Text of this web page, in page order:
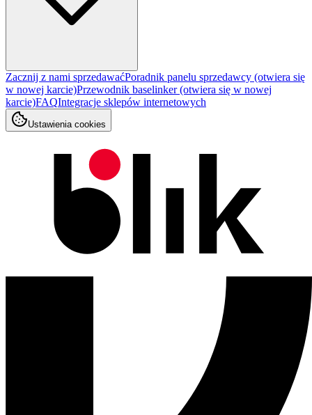
Zacznij z nami sprzedawaćPoradnik panelu sprzedawcy (otwiera się
w nowej karcie)Przewodnik baselinker(otwiera się w nowej
karcie)FAQIntegracje sklepów internetowych
Ustawienia cookies